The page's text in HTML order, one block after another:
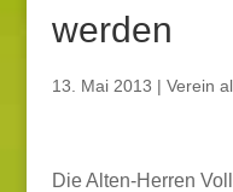
werden
13. Mai 2013 | Verein
Die Alten-Herren